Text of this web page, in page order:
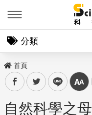
分類
首頁
facebooktwitter line 中
自然科學之